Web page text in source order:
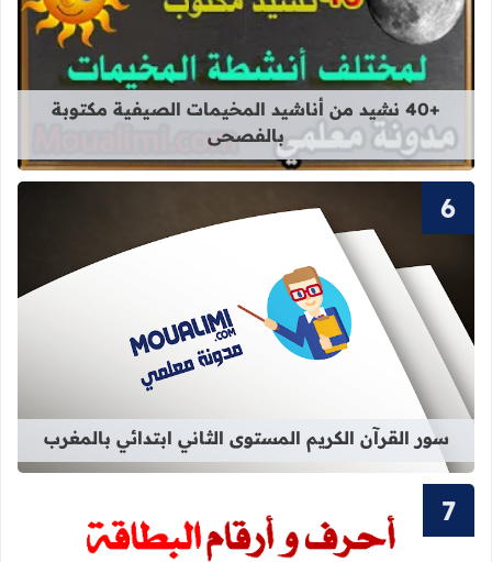
قراءة المزيد عن +40 نشيد من أناشيد المخيمات الصيفية مكتوبة بالفصحى
+40 نشيد من أناشيد المخيمات الصيفية مكتوبة
بالفصحى
قراءة المزيد عن سور القرآن الكريم
سور القرآن الكريم المستوى الثاني ابتدائي بالمغرب